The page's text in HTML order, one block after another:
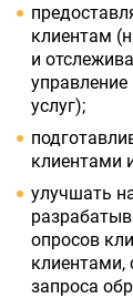
клиентам
и
услуг);
клиентами
улучшать
опросов
клиентами,
запроса